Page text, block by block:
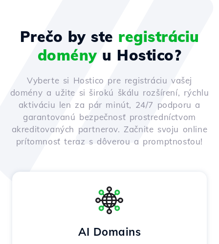
Prečo by ste registráciu
doményu Hostico?
Vyberte si Hostico pre registráciu vašej
domény a užite si širokú škálu rozšírení, rýchlu
aktiváciu len za pár minút, 24/7 podporu a
garantovanú bezpečnosť prostredníctvom
akreditovaných partnerov. Začnite svoju online
prítomnosť teraz s dôverou a promptnosťou!
AI Domains